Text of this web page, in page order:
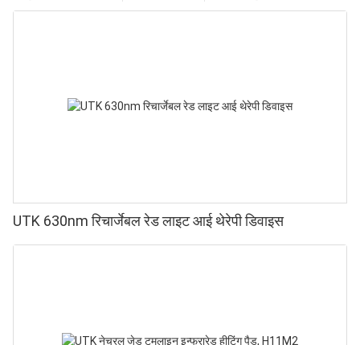
UTK 630nm रिचार्जेबल रेड लाइट आई थेरेपी डिवाइस